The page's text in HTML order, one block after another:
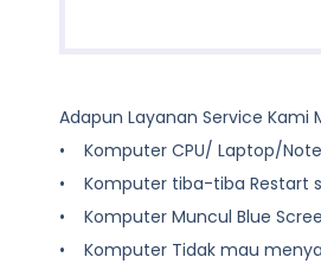
Adapun Layanan Service Kami
• Komputer CPU/ Laptop/
• Komputer tiba-tiba Restart
• Komputer Muncul Blue
• Komputer Tidak mau